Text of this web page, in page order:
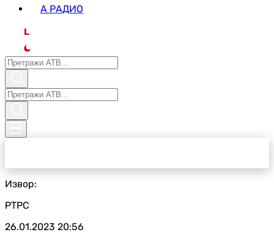
А РАДИО
L
Извор:
РТРС
26.01.2023 20:56